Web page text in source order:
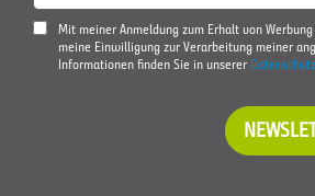
Mit meiner Anmeldung zum Erhalt von
meine Einwilligung zur Verarbeitung meiner
Informationen finden Sie in unserer